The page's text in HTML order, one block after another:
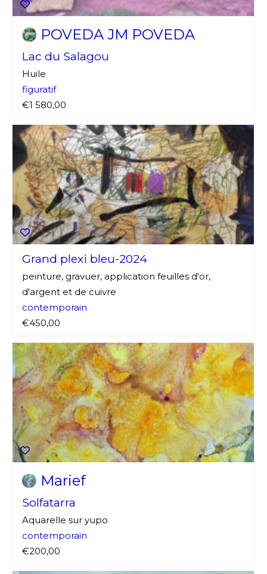
POVEDA JM POVEDA
Lac du Salagou
Huile
figuratif
€1 580,00
Grand plexi bleu-2024
peinture, gravuer, application feuilles d'or,
d'argent et de cuivre
contemporain
€450,00
Marief
Solfatarra
Aquarelle sur yupo
contemporain
€200,00